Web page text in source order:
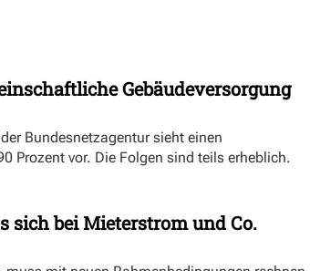
Gebäudeversorgung
Bundesnetzagentur sieht einen
Prozent vor. Die Folgen sind teils erheblich.
sich bei Mieterstrom und Co.